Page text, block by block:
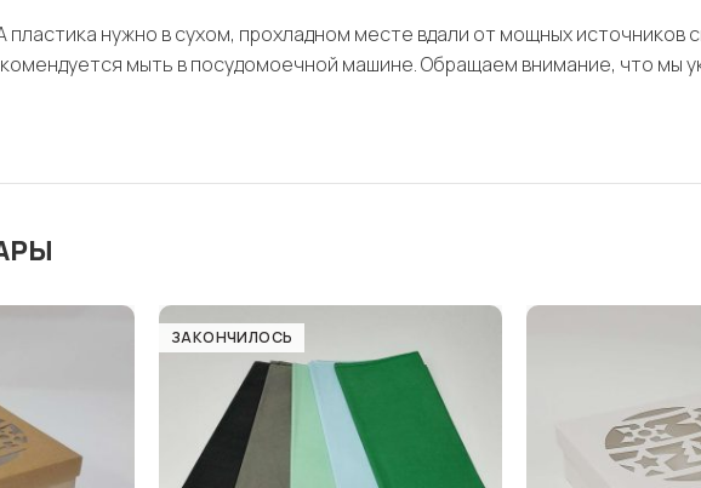
пластика нужно в сухом, прохладном месте вдали от мощных
мыть в посудомоечной машине. Обращаем внимание, что мы
ЗАКОНЧИЛОСЬ